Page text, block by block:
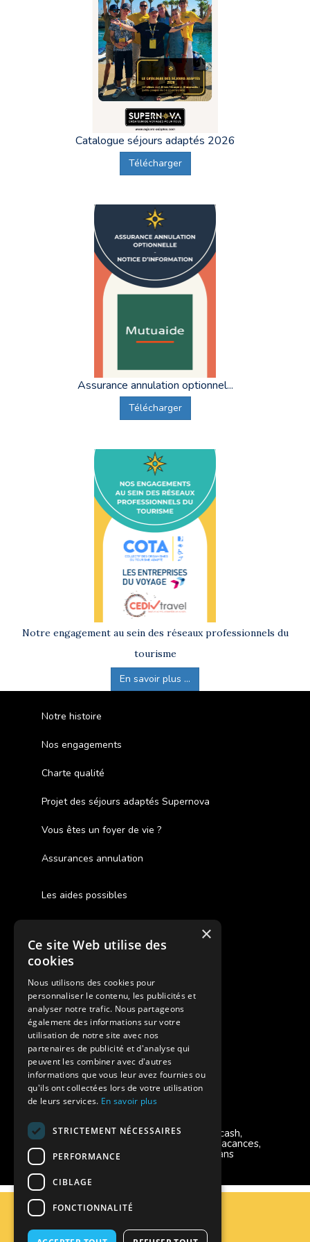
Nous assurons un lien constant avec les familles, tuteurs et
établissements, afin de garantir un séjour serein et rassurant pour
Avant l’inscription, notre équipe reste disponible pour vous
conseiller. Chaque fiche séjour précise lesconditions d’accueil
: rythme lent, bon marcheur, niveau d’autonomie,
composition du groupe et villes de départ.
FAQ – Séjours adaptés automne 2026
Ils sont destinés aux adultes en situation de handicap mental ou
psychique, selon un niveau d’autonomie compatible avec le séjour
Les séjours sont-ils plus calmes qu’en été ?
Oui, l’automne permet de profiter d’un rythme plus doux, propice
à la détente et à la découverte.
Peut-on partir en couple en séjour adapté automne ?
possible et clairement indiquée.
adapté au profil du vacancier.
Où découvrir tous les séjours Supernova ?
sélection complète de séjours adaptés Supernova
Catalogue séjours adaptés 2026
Télécharger
Assurance annulation optionnel...
Télécharger
Notre engagement au sein des réseaux professionnels du
tourisme
En savoir plus ...
Notre histoire
Nos engagements
Charte qualité
Projet des séjours adaptés Supernova
Vous êtes un foyer de vie ?
Assurances annulation
Les aides possibles
Cash Back
Pour les fratries
Facebook Supernova
Instagram Supernova
Colonie de vacances SUPERNOVA
Modes de règlement acceptés
Chèque, Virement, Espèces, Mandats cash,
Bons CAF, Conseil général, Chèques vacances,
Carte bancaire, Prise en charge reçu sans
règlement, Prélèvement
Plan du site
×
Ce site Web utilise des
cookies
Nous utilisons des cookies pour
personnaliser le contenu, les publicités et
analyser notre trafic. Nous partageons
également des informations sur votre
utilisation de notre site avec nos
partenaires de publicité et d'analyse qui
peuvent les combiner avec d'autres
informations que vous leur avez fournies ou
qu'ils ont collectées lors de votre utilisation
de leurs services. En savoir plus
STRICTEMENT NÉCESSAIRES
PERFORMANCE
CIBLAGE
FONCTIONNALITÉ